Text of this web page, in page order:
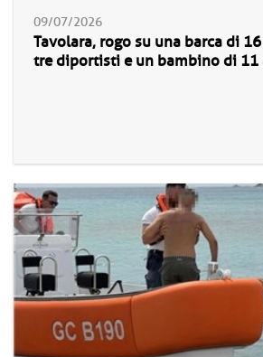
09/07/2026
Tavolara, rogo su una barca di
tre diportisti e un bambino di 11